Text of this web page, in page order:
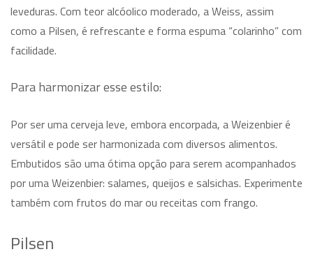
leveduras. Com teor alcóolico moderado, a Weiss, assim
como a Pilsen, é refrescante e forma espuma “colarinho” com
facilidade.
Para harmonizar esse estilo:
Por ser uma cerveja leve, embora encorpada, a Weizenbier é
versátil e pode ser harmonizada com diversos alimentos.
Embutidos são uma ótima opção para serem acompanhados
por uma Weizenbier: salames, queijos e salsichas. Experimente
também com frutos do mar ou receitas com frango.
Pilsen